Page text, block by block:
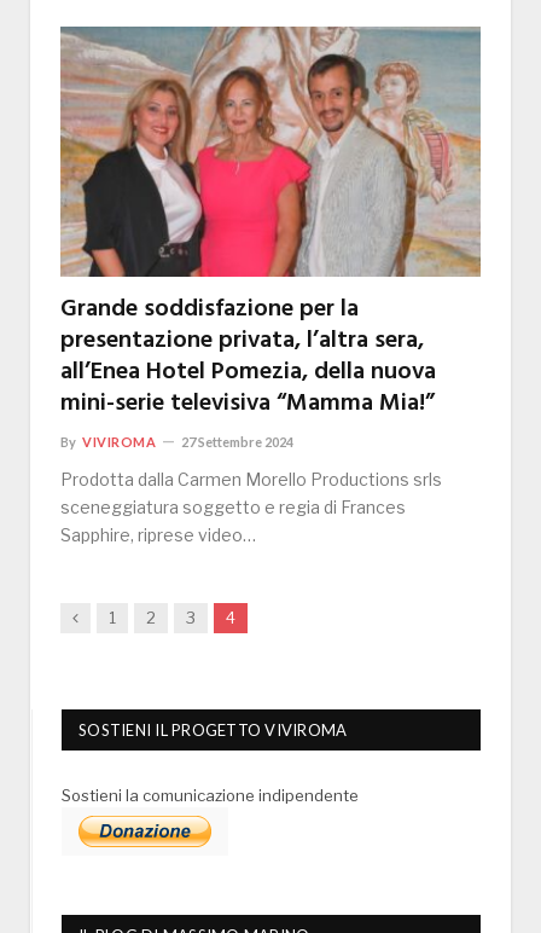
Grande soddisfazione per la
presentazione privata, l’altra sera,
all’Enea Hotel Pomezia, della nuova
mini-serie televisiva “Mamma Mia!”
By VIVIROMA 27 Settembre 2024
Prodotta dalla Carmen Morello Productions srls
sceneggiatura soggetto e regia di Frances
Sapphire, riprese video…
Previous
1 2 3 4
SOSTIENI IL PROGETTO VIVIROMA
Sostieni la comunicazione indipendente